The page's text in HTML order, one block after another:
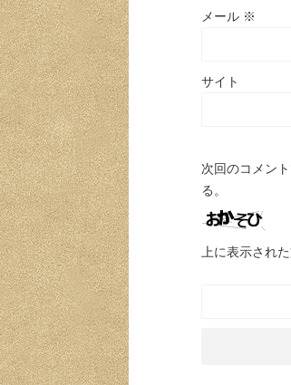
メール ※
サイト
次回のコメン
る。
上に表示され